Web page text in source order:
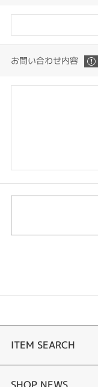
お問い合わせ内容
ITEM SEARCH
婚約指輪 結婚指輪